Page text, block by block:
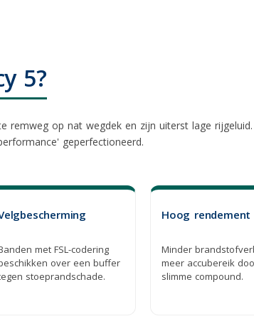
5?
op nat wegdek en zijn uiterst lage
geperfectioneerd.
met FSL-codering
over een buffer
stoeprandschade.
Hoog rendement
Minder
meer accubereik
slimme compound.